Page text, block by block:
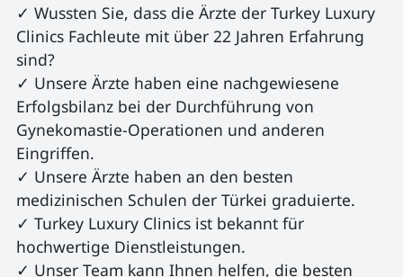
✓ Wussten Sie, dass die Ärzte der Turkey Luxury
Clinics Fachleute mit über 22 Jahren Erfahrung
sind?
✓ Unsere Ärzte haben eine nachgewiesene
Erfolgsbilanz bei der Durchführung von
Gynekomastie-Operationen und anderen
Eingriffen.
✓ Unsere Ärzte haben an den besten
medizinischen Schulen der Türkei graduierte.
✓ Turkey Luxury Clinics ist bekannt für
hochwertige Dienstleistungen.
✓ Unser Team kann Ihnen helfen, die besten